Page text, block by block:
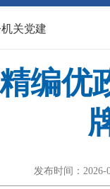
机关党建
编优
发布时间：2026-